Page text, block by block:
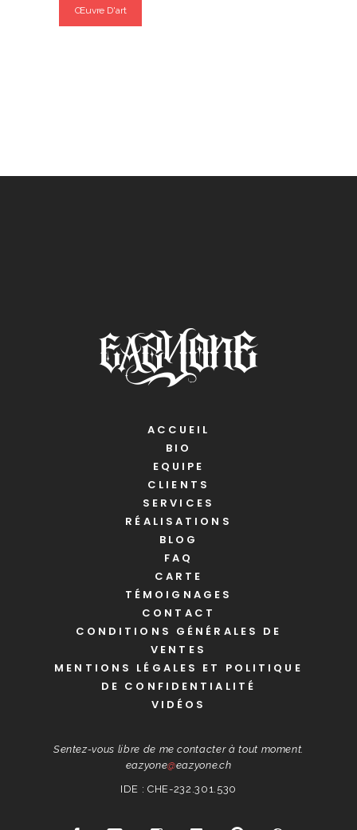
Œuvre D'art
ACCUEIL
BIO
EQUIPE
CLIENTS
SERVICES
RÉALISATIONS
BLOG
FAQ
CARTE
TÉMOIGNAGES
CONTACT
CONDITIONS GÉNÉRALES DE
VENTES
MENTIONS LÉGALES ET POLITIQUE
DE CONFIDENTIALITÉ
VIDÉOS
Sentez-vous libre de me contacter à tout moment.
eazyone@eazyone.ch
IDE : CHE-232.301.530